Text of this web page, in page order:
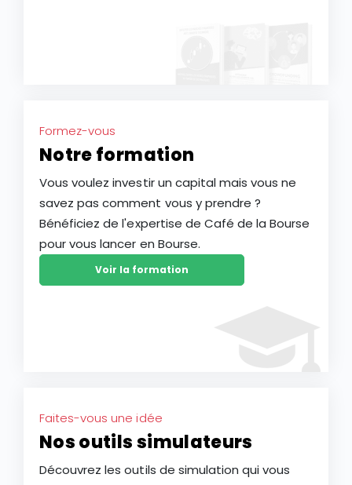
Formez-vous
Notre formation
Vous voulez investir un capital mais vous ne
savez pas comment vous y prendre ?
Bénéficiez de l'expertise de Café de la Bourse
pour vous lancer en Bourse.
Voir la formation
Faites-vous une idée
Nos outils simulateurs
Découvrez les outils de simulation qui vous